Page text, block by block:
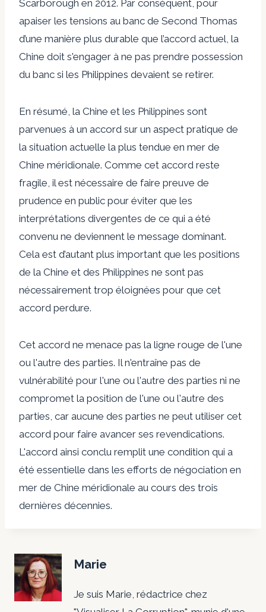
Scarborough en 2012. Par conséquent, pour
apaiser les tensions au banc de Second Thomas
d’une manière plus durable que l’accord actuel, la
Chine doit s'engager à ne pas prendre possession
du banc si les Philippines devaient se retirer.
En résumé, la Chine et les Philippines sont
parvenues à un accord sur un aspect pratique de
la situation actuelle la plus tendue en mer de
Chine méridionale. Comme cet accord reste
fragile, il est nécessaire de faire preuve de
prudence en public pour éviter que les
interprétations divergentes de ce qui a été
convenu ne deviennent le message dominant.
Cela est d’autant plus important que les positions
de la Chine et des Philippines ne sont pas
nécessairement trop éloignées pour que cet
accord perdure.
Cet accord ne menace pas la ligne rouge de l'une
ou l'autre des parties. Il n'entraîne pas de
vulnérabilité pour l'une ou l'autre des parties ni ne
compromet la position de l'une ou l'autre des
parties, car aucune des parties ne peut utiliser cet
accord pour faire avancer ses revendications.
L'accord ainsi conclu remplit une condition qui a
été essentielle dans les efforts de négociation en
mer de Chine méridionale au cours des trois
dernières décennies.
Marie
Je suis Marie, rédactrice chez